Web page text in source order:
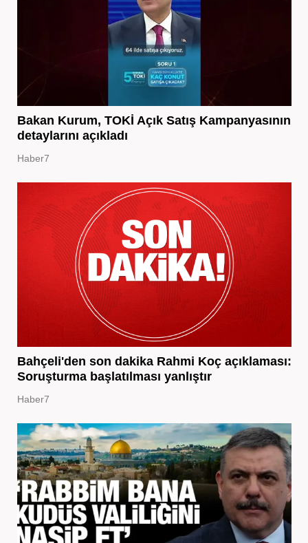
Bakan Kurum, TOKİ Açık Satış Kampanyasının
detaylarını açıkladı
Haber7
Bahçeli'den son dakika Rahmi Koç açıklaması:
Soruşturma başlatılması yanlıştır
Haber7